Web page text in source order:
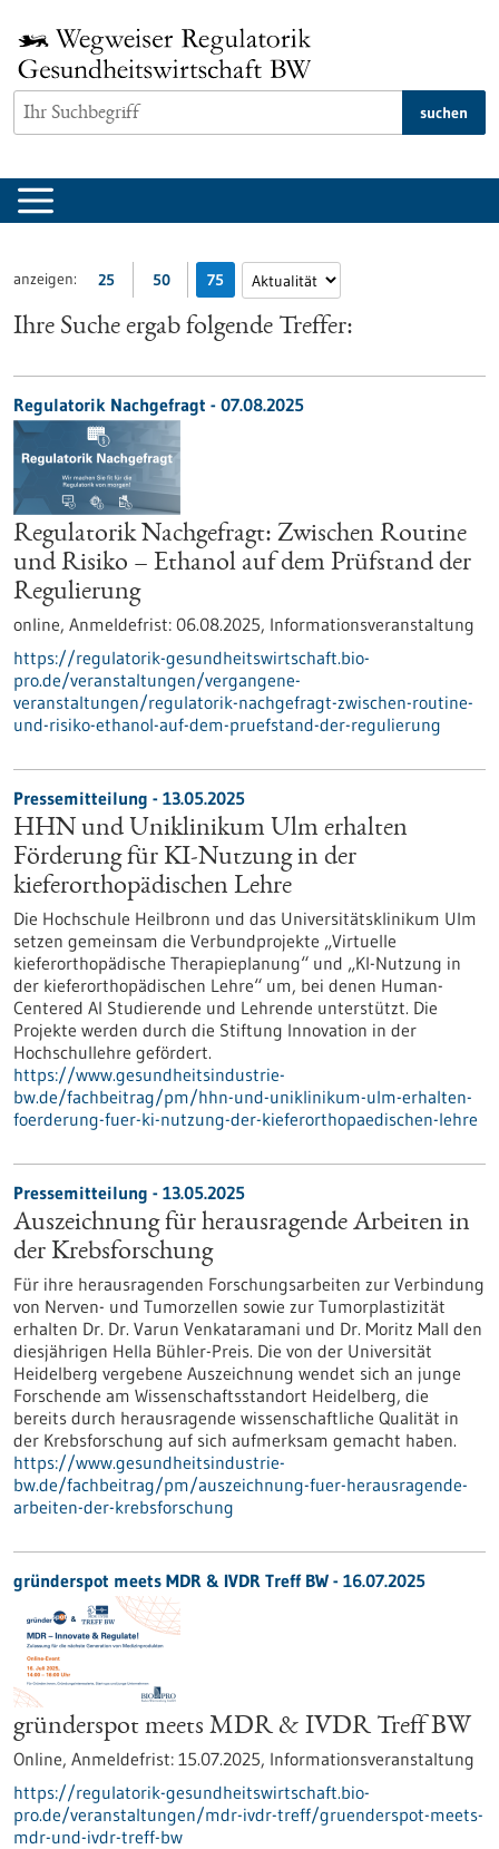
Inhalt
springen
suchen
anzeigen: 25 50 75
Ihre Suche ergab folgende Treffer:
Regulatorik Nachgefragt - 07.08.2025
Regulatorik Nachgefragt: Zwischen Routine
und Risiko – Ethanol auf dem Prüfstand der
Regulierung
online, Anmeldefrist: 06.08.2025, Informationsveranstaltung
https://regulatorik-gesundheitswirtschaft.bio-
pro.de/veranstaltungen/vergangene-
veranstaltungen/regulatorik-nachgefragt-zwischen-routine-
und-risiko-ethanol-auf-dem-pruefstand-der-regulierung
Pressemitteilung - 13.05.2025
HHN und Uniklinikum Ulm erhalten
Förderung für KI-Nutzung in der
kieferorthopädischen Lehre
Die Hochschule Heilbronn und das Universitätsklinikum Ulm
setzen gemeinsam die Verbundprojekte „Virtuelle
kieferorthopädische Therapieplanung“ und „KI-Nutzung in
der kieferorthopädischen Lehre“ um, bei denen Human-
Centered AI Studierende und Lehrende unterstützt. Die
Projekte werden durch die Stiftung Innovation in der
Hochschullehre gefördert.
https://www.gesundheitsindustrie-
bw.de/fachbeitrag/pm/hhn-und-uniklinikum-ulm-erhalten-
foerderung-fuer-ki-nutzung-der-kieferorthopaedischen-lehre
Pressemitteilung - 13.05.2025
Auszeichnung für herausragende Arbeiten in
der Krebsforschung
Für ihre herausragenden Forschungsarbeiten zur Verbindung
von Nerven- und Tumorzellen sowie zur Tumorplastizität
erhalten Dr. Dr. Varun Venkataramani und Dr. Moritz Mall den
diesjährigen Hella Bühler-Preis. Die von der Universität
Heidelberg vergebene Auszeichnung wendet sich an junge
Forschende am Wissenschaftsstandort Heidelberg, die
bereits durch herausragende wissenschaftliche Qualität in
der Krebsforschung auf sich aufmerksam gemacht haben.
https://www.gesundheitsindustrie-
bw.de/fachbeitrag/pm/auszeichnung-fuer-herausragende-
arbeiten-der-krebsforschung
gründerspot meets MDR & IVDR Treff BW - 16.07.2025
gründerspot meets MDR & IVDR Treff BW
Online, Anmeldefrist: 15.07.2025, Informationsveranstaltung
https://regulatorik-gesundheitswirtschaft.bio-
pro.de/veranstaltungen/mdr-ivdr-treff/gruenderspot-meets-
mdr-und-ivdr-treff-bw